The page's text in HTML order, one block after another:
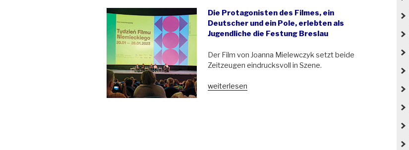
Die Protagonisten des Filmes, ein
Deutscher und ein Pole, erlebten als
Jugendliche die Festung Breslau
Der Film von Joanna Mielewczyk setzt beide
Zeitzeugen eindrucksvoll in Szene.
„„Schicksal“
weiterlesen